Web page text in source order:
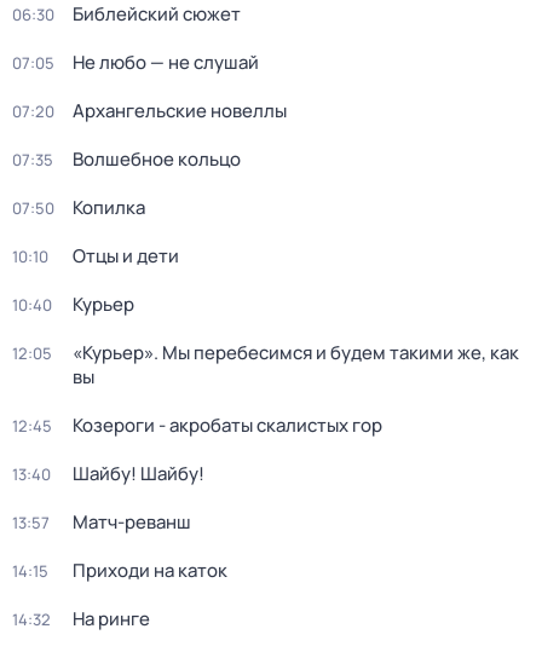
06:30 Библейский сюжет
07:05 Не любо — не слушай
07:20 Архангельские новеллы
07:35 Волшебное кольцо
07:50 Копилка
10:10 Отцы и дети
10:40 Курьер
12:05
«Курьер». Мы перебесимся и будем такими же, как
вы
12:45 Козероги - акробаты скалистых гор
13:40 Шайбу! Шайбу!
13:57 Матч-реванш
14:15 Приходи на каток
14:32 На ринге